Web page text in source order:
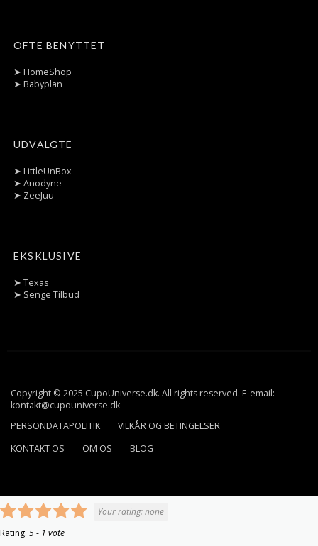
OFTE BENYTTET
➤ HomeShop
➤ Babyplan
UDVALGTE
➤ LittleUnBox
➤ Anodyne
➤ ZeeJuu
EKSKLUSIVE
➤ Texas
➤ Senge Tilbud
Copyright © 2025 CupoUniverse.dk. All rights reserved. E-email:
kontakt@cupouniverse.dk
PERSONDATAPOLITIK
VILKÅR OG BETINGELSER
KONTAKT OS
OM OS BLOG
Your rating:none
Rating: 5- 1 vote